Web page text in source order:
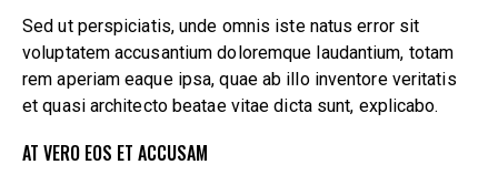
Sed ut perspiciatis, unde omnis iste natus error sit
voluptatem accusantium doloremque laudantium, totam
rem aperiam eaque ipsa, quae ab illo inventore veritatis
et quasi architecto beatae vitae dicta sunt, explicabo.
AT VERO EOS ET ACCUSAM